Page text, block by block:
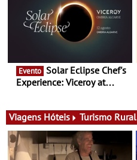
itinerante que percorre
Portugal
Evento
Experience: Viceroy at
exclusiva
Viagens Hóteis Turismo Rural